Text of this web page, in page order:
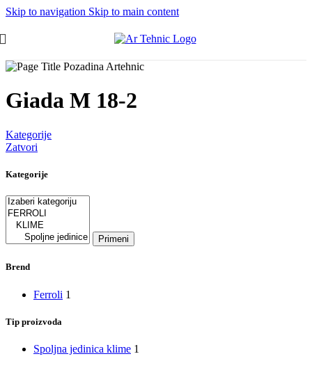
Skip to navigation Skip to main content
Giada M 18-2
Kategorije
Zatvori
Kategorije
Primeni
Brend
Ferroli 1
Tip proizvoda
Spoljna jedinica klime 1